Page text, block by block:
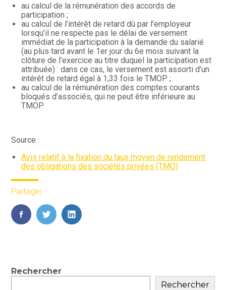
au calcul de la rémunération des accords de
participation ;
au calcul de l’intérêt de retard dû par l’employeur
lorsqu’il ne respecte pas le délai de versement
immédiat de la participation à la demande du salarié
(au plus tard avant le 1er jour du 6e mois suivant la
clôture de l’exercice au titre duquel la participation est
attribuée) : dans ce cas, le versement est assorti d’un
intérêt de retard égal à 1,33 fois le TMOP ;
au calcul de la rémunération des comptes courants
bloqués d’associés, qui ne peut être inférieure au
TMOP.
Source :
Avis relatif à la fixation du taux moyen de rendement
des obligations des sociétés privées (TMO)
Partager :
FaceBook
TwitterLinkedIn
Blog
Rechercher
Rechercher